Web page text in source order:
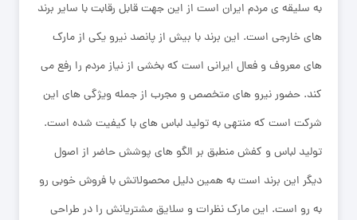
به سلیقه ‌ی مردم ایران است از این جهت قابل رقابت با سایر برند
های خارجی است. این برند با بیش از پانصد نیرو یکی از مارک‌
های معروف و فعال ایرانی است که بخشی از نیاز مردم را رفع می‌
کند. حضور نیرو های متخصص و مجرب از جمله ویژگی ‌های این
شرکت است که منتهی به تولید لباس ‌های با کیفیت شده است.
تولید لباس و کفش منطبق بر الگو های پوشش حاضر از اصول
دیگر این برند است به همین دلیل محصولاتش با فروش خوبی رو
به ‌رو است. این مارک نظرات و سلایق مشتریانش را در طراحی